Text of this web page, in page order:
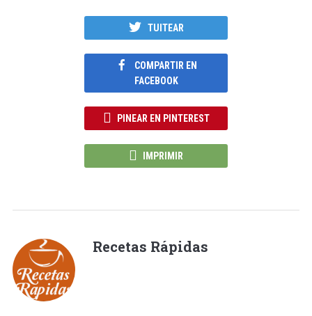
TUITEAR
COMPARTIR EN
FACEBOOK
PINEAR EN PINTEREST
IMPRIMIR
Recetas Rápidas